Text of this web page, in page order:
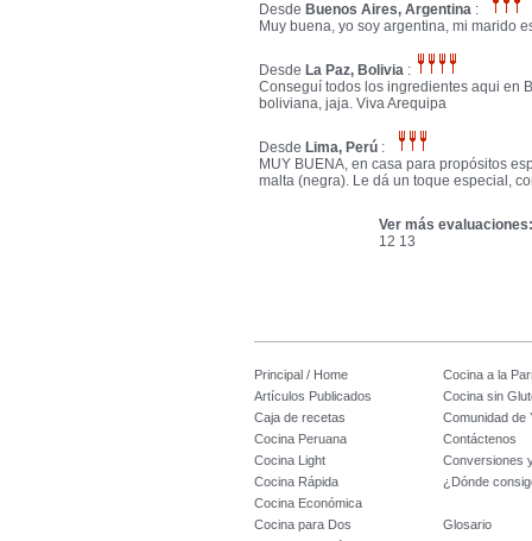
Desde Buenos Aires, Argentina :
Muy buena, yo soy argentina, mi marido
Desde La Paz, Bolivia :
Conseguí todos los ingredientes aqui en
boliviana, jaja. Viva Arequipa
Desde Lima, Perú :
MUY BUENA, en casa para propósitos
malta (negra). Le dá un toque especial,
Ver más evaluaciones:
12 13
Principal / Home
Cocina a la
Artículos Publicados
Cocina sin
Caja de recetas
Comunidad de
Cocina Peruana
Contáctenos
Cocina Light
Conversiones
Cocina Rápida
¿Dónde
Cocina Económica
Cocina para Dos
Glosario